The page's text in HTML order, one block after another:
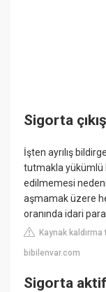
Sigorta
İşten ayrılış
tutmakla yükümlü
edilmemesi
aşmamak üzere
oranında idari
Kaynak kaldırma
bibilenvar.com
Sigorta